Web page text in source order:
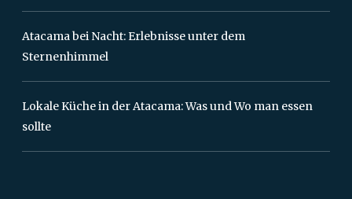
Atacama bei Nacht: Erlebnisse unter dem
Sternenhimmel
Lokale Küche in der Atacama: Was und Wo man essen
sollte